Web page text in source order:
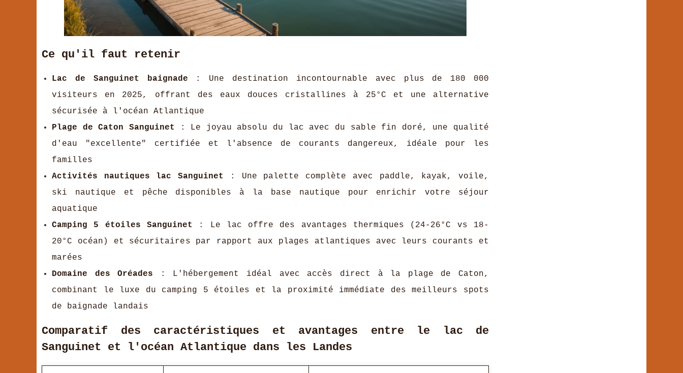
Ce qu'il faut retenir
Lac de Sanguinet baignade : Une destination incontournable avec plus de 180 000
visiteurs en 2025, offrant des eaux douces cristallines à 25°C et une alternative
sécurisée à l'océan Atlantique
Plage de Caton Sanguinet
: Le joyau absolu du lac avec du sable fin doré, une qualité
d'eau "excellente" certifiée et l'absence de courants dangereux, idéale pour les
familles
Activités nautiques lac Sanguinet
: Une palette complète avec paddle, kayak, voile,
ski nautique et pêche disponibles à la base nautique pour enrichir votre séjour
aquatique
Camping 5 étoiles Sanguinet
: Le lac offre des avantages thermiques (24-26°C vs 18-
20°C océan) et sécuritaires par rapport aux plages atlantiques avec leurs courants et
marées
Domaine des Oréades : L'hébergement idéal avec accès direct à la plage de Caton,
combinant le luxe du camping 5 étoiles et la proximité immédiate des meilleurs spots
de baignade landais
Comparatif des caractéristiques et avantages entre le lac de
Sanguinet et l'océan Atlantique dans les Landes